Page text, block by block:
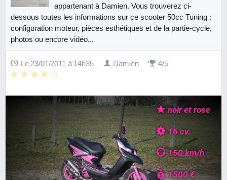
appartenant à Damien. Vous trouverez ci-
dessous toutes les informations sur ce scooter 50cc Tuning :
configuration moteur, pièces esthétiques et de la partie-cycle,
photos ou encore vidéo...
Le 23/01/2011 à 14h35 Damien 4/5
noir et rose
16 cv.
150 km/h
1500 €